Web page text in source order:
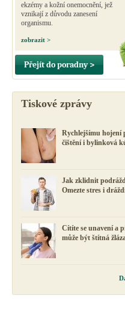
ekzémy a kožní onemocnění, jež
vznikají z důvodu zanesení
organismu.
zobrazit >
Přejít do poradny >
Tiskové zprávy
Rychlejšímu hojení
čištění i bylinková
Jak zklidnit
Omezte stres i
Cítíte se unavení a
může být štítná